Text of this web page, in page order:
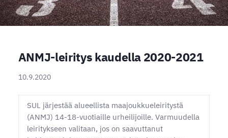
ANMJ-leiritys kaudella 2020-2021
10.9.2020
SUL järjestää alueellista maajoukkueleiritystä
(ANMJ) 14-18-vuotiaille urheilijoille. Varmuudella
leiritykseen valitaan, jos on saavuttanut